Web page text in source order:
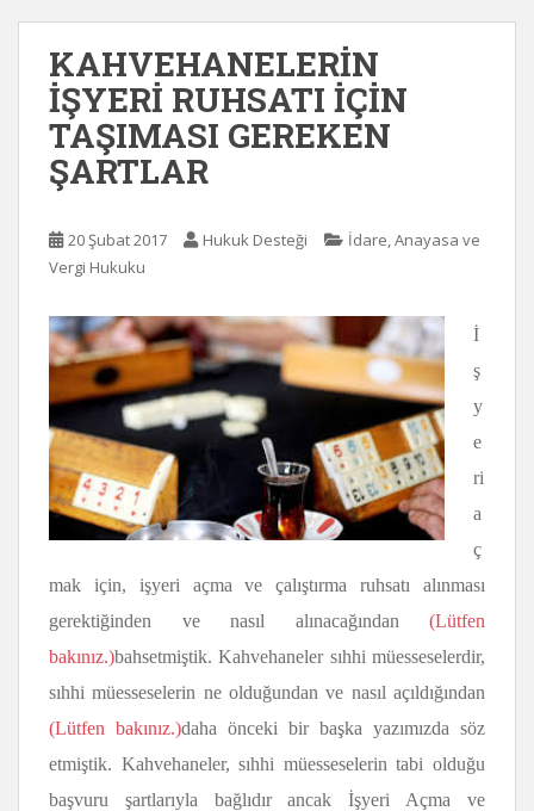
KAHVEHANELERİN
İŞYERİ RUHSATI İÇİN
TAŞIMASI GEREKEN
ŞARTLAR
20 Şubat 2017 Hukuk Desteği
İdare, Anayasa ve
Vergi Hukuku
İ
ş
y
e
ri
a
ç
mak için, işyeri açma ve çalıştırma ruhsatı alınması
gerektiğinden ve nasıl alınacağından (Lütfen
bakınız.)bahsetmiştik. Kahvehaneler sıhhi müesseselerdir,
sıhhi müesseselerin ne olduğundan ve nasıl açıldığından
(Lütfen bakınız.)daha önceki bir başka yazımızda söz
etmiştik. Kahvehaneler, sıhhi müesseselerin tabi olduğu
başvuru şartlarıyla bağlıdır ancak İşyeri Açma ve